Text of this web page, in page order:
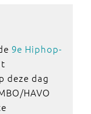
9e Hiphop-
deze dag
HAVO